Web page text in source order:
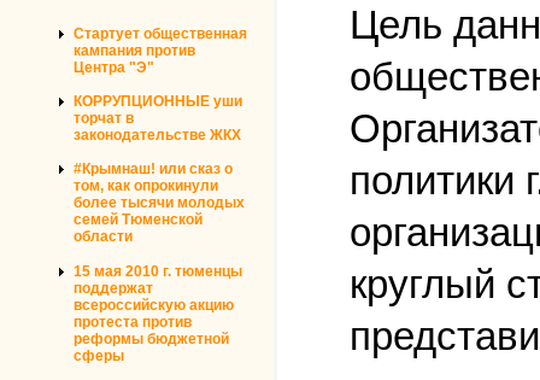
Стартует общественная
кампания против
Центра "Э"
КОРРУПЦИОННЫЕ уши
торчат в
законодательстве ЖКХ
#Крымнаш! или сказ о
том, как опрокинули
более тысячи молодых
семей Тюменской
области
15 мая 2010 г. тюменцы
поддержат
всероссийскую акцию
протеста против
реформы бюджетной
сферы
Цель
политики
круглый